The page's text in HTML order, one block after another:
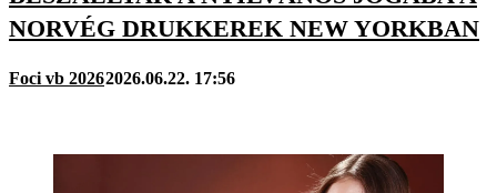
NORVÉG DRUKKEREK NEW YORKBAN
Foci vb 20262026.06.22. 17:56